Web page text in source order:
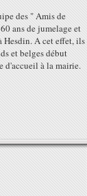
des " Amis de
ans de jumelage et
Hesdin. A cet effet, ils
et belges début
d'accueil à la mairie.